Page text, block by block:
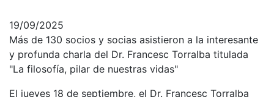
y comités
Estructura
ejecutiva
19/09/2025
Más de 130 socios y socias asistieron a la interesante
y profunda charla del Dr. Francesc Torralba titulada
"La filosofía, pilar de nuestras vidas"
El jueves 18 de septiembre, el Dr. Francesc Torralba